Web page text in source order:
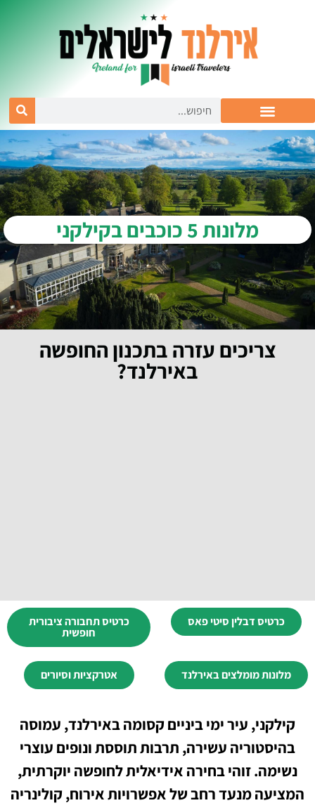
מלונות 5 כוכבים בקילקני
צריכים עזרה בתכנון החופשה
באירלנד?
כרטיס דבלין סיטי פאס כרטיס תחבורה ציבורית
חופשית
מלונות מומלצים באירלנד אטרקציות וסיורים
קילקני, עיר ימי ביניים קסומה באירלנד, עמוסה
בהיסטוריה עשירה, תרבות תוססת ונופים עוצרי
נשימה. זוהי בחירה אידיאלית לחופשה יוקרתית,
המציעה מנעד רחב של אפשרויות אירוח, קולינריה